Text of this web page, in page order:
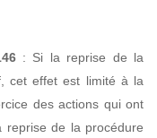
: Si la reprise de la
cet effet est limité à la
des actions qui ont
reprise de la procédure